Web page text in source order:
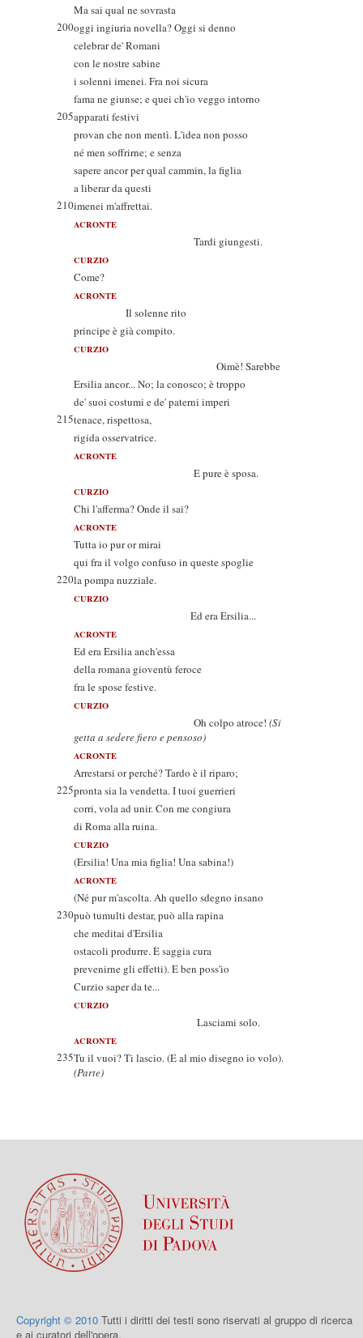
Ma sai qual ne sovrasta
200oggi ingiuria novella? Oggi si denno
celebrar de' Romani
con le nostre sabine
i solenni imenei. Fra noi sicura
fama ne giunse; e quei ch'io veggo intorno
205apparati festivi
provan che non mentì. L'idea non posso
né men soffrirne; e senza
sapere ancor per qual cammin, la figlia
a liberar da questi
210imenei m'affrettai.
ACRONTE
Tardi giungesti.
CURZIO
Come?
ACRONTE
Il solenne rito
principe è già compito.
CURZIO
Oimè! Sarebbe
Ersilia ancor... No; la conosco; è troppo
de' suoi costumi e de' paterni imperi
215tenace, rispettosa,
rigida osservatrice.
ACRONTE
E pure è sposa.
CURZIO
Chi l'afferma? Onde il sai?
ACRONTE
Tutta io pur or mirai
qui fra il volgo confuso in queste spoglie
220la pompa nuzziale.
CURZIO
Ed era Ersilia...
ACRONTE
Ed era Ersilia anch'essa
della romana gioventù feroce
fra le spose festive.
CURZIO
Oh colpo atroce! (Si
getta a sedere fiero e pensoso)
ACRONTE
Arrestarsi or perché? Tardo è il riparo;
225pronta sia la vendetta. I tuoi guerrieri
corri, vola ad unir. Con me congiura
di Roma alla ruina.
CURZIO
(Ersilia! Una mia figlia! Una sabina!)
ACRONTE
(Né pur m'ascolta. Ah quello sdegno insano
230può tumulti destar, può alla rapina
che meditai d'Ersilia
ostacoli produrre. È saggia cura
prevenirne gli effetti). E ben poss'io
Curzio saper da te...
CURZIO
Lasciami solo.
ACRONTE
235Tu il vuoi? Ti lascio. (E al mio disegno io volo).
(Parte)
Copyright © 2010 Tutti i diritti dei testi sono riservati al gruppo di ricerca
e ai curatori dell'opera.